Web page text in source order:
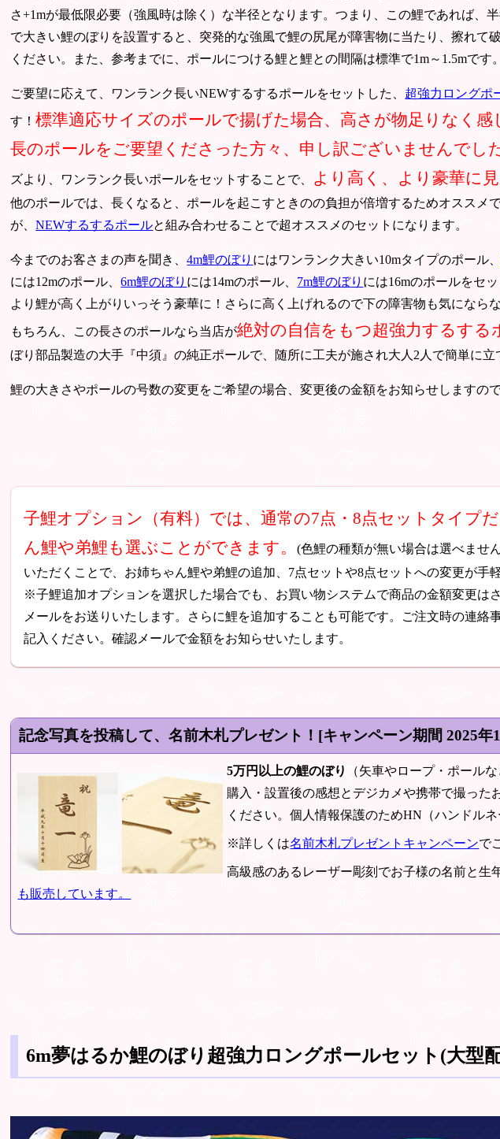
さ+1mが最低限必要（強風時は除く）な半径となります。つまり、この鯉であれば、
で大きい鯉のぼりを設置すると、突発的な強風で鯉の尻尾が障害物に当たり、擦れて
ください。また、参考までに、ポールにつける鯉と鯉との間隔は標準で1m～1.5mです。
ご要望に応えて、ワンランク長いNEWするするポールをセットした、 超強力ロングポ
す！標準適応サイズのポールで揚げた場合、高さが物足りなく感
長のポールをご要望くださった方々、申し訳ございませんでし
ズより、ワンランク長いポールをセットすることで、 より高く、より豪華に見
他のポールでは、長くなると、ポールを起こすときのの負担が倍増するためオススメ
が、NEWするするポールと組み合わせることで超オススメのセットになります。
今までのお客さまの声を聞き、4m鯉のぼり にはワンランク大きい10mタイプのポール、
には12mのポール、6m鯉のぼり には14mのポール、 7m鯉のぼり には16mのポールをセッ
より鯉が高く上がりいっそう豪華に！さらに高く上げれるので下の障害物も気になら
もちろん、この長さのポールなら当店が絶対の自信をもつ超強力するする
ぼり部品製造の大手『中須』の純正ポールで、随所に工夫が施され大人2人で簡単に立
鯉の大きさやポールの号数の変更をご希望の場合、変更後の金額をお知らせしますの
子鯉オプション（有料）では、通常の7点・8点セットタイプ
ん鯉や弟鯉も選ぶことができます。(色鯉の種類が無い場合は選べませ
いただくことで、お姉ちゃん鯉や弟鯉の追加、7点セットや8点セットへの変更が手
※子鯉追加オプションを選択した場合でも、お買い物システムで商品の金額変更は
メールをお送りいたします。さらに鯉を追加することも可能です。ご注文時の連
記入ください。確認メールで金額をお知らせいたします。
記念写真を投稿して、名前木札プレゼント！[キャンペーン期間 2025年
5万円以上の鯉のぼり
（矢車やロープ・ポール
購入・設置後の感想とデジカメや携帯で撮った
ください。個人情報保護のためHN（ハンドル
※詳しくは名前木札プレゼントキャンペーンで
高級感のあるレーザー彫刻でお子様の名前と生
も販売しています。
6m夢はるか鯉のぼり超強力ロングポールセット(大型